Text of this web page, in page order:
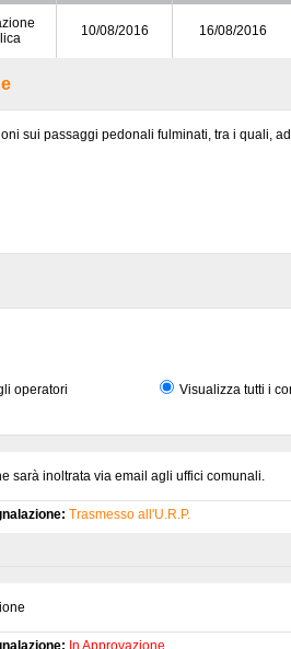
10/08/2016 16/08/2016
sui passaggi pedonali fulminati, tra i quali,
operatori Visualizza tutti i
sarà inoltrata via email agli uffici comunali.
Trasmesso all'U.R.P.
In Approvazione